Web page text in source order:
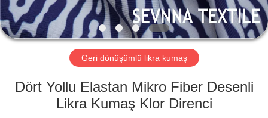
VR
GÖSTERISI
HAKKIMIZDA
FABRIKA
Geri dönüşümlü likra kumaş
Dört Yollu Elastan Mikro Fiber Desenli
Likra Kumaş Klor Direnci